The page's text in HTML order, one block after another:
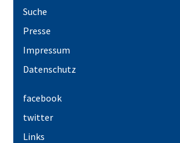
Suche
Presse
Impressum
Datenschutz
facebook
twitter
Links